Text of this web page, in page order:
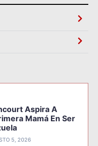
Aspira A
Mamá En Ser
5, 2026